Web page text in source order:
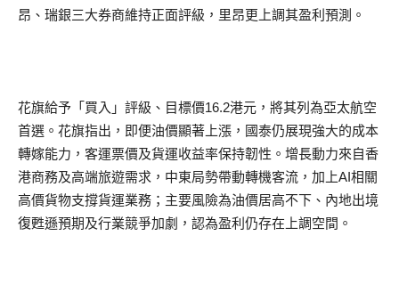
昂、瑞銀三大券商維持正面評級，里昂更上調其盈利預測。
花旗給予「買入」評級、目標價16.2港元，將其列為亞太航空
首選。花旗指出，即便油價顯著上漲，國泰仍展現強大的成本
轉嫁能力，客運票價及貨運收益率保持韌性。增長動力來自香
港商務及高端旅遊需求，中東局勢帶動轉機客流，加上AI相關
高價貨物支撐貨運業務；主要風險為油價居高不下、內地出境
復甦遜預期及行業競爭加劇，認為盈利仍存在上調空間。